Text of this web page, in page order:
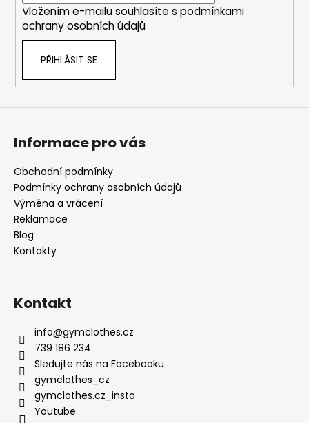
Vložením e-mailu souhlasíte s podmínkami
ochrany osobních údajů
PŘIHLÁSIT SE
Informace pro vás
Obchodní podmínky
Podmínky ochrany osobních údajů
Výměna a vrácení
Reklamace
Blog
Kontakty
Kontakt
info@gymclothes.cz
739 186 234
Sledujte nás na Facebooku
gymclothes_cz
gymclothes.cz_insta
Youtube